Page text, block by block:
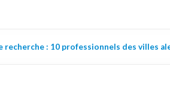
recherche : 10 professionnels des villes